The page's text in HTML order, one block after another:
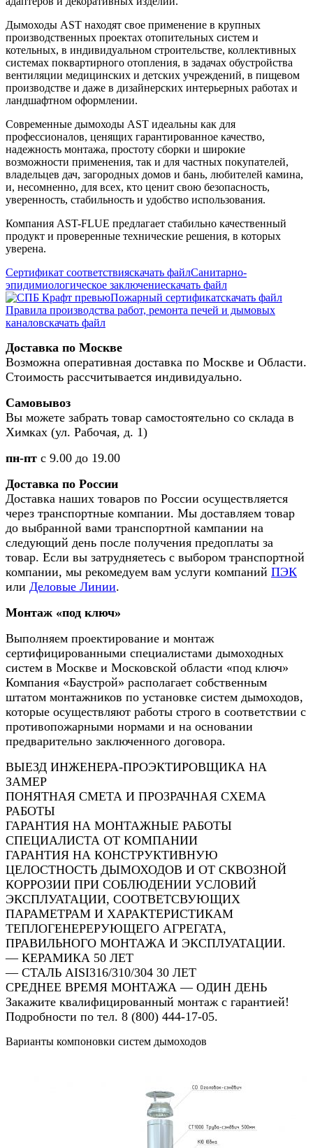
Дымоходы AST находят свое применение в крупных
производственных проектах отопительных систем и
котельных, в индивидуальном строительстве, коллективных
системах поквартирного отопления, в задачах обустройства
вентиляции медицинских и детских учреждений, в пищевом
производстве и даже в дизайнерских интерьерных работах и
ландшафтном оформлении.
Современные дымоходы AST идеальны как для
профессионалов, ценящих гарантированное качество,
надежность монтажа, простоту сборки и широкие
возможности применения, так и для частных покупателей,
владельцев дач, загородных домов и бань, любителей камина,
и, несомненно, для всех, кто ценит свою безопасность,
уверенность, стабильность и удобство использования.
Компания AST-FLUE предлагает стабильно качественный
продукт и проверенные технические решения, в которых
уверена.
Сертификат соответствияскачать файлСанитарно-
эпидимиологическое заключениескачать файл
Пожарный сертификатскачать файл
Правила производства работ, ремонта печей и дымовых
каналовскачать файл
Доставка по Москве
Возможна оперативная доставка по Москве и Области.
Стоимость рассчитывается индивидуально.
Самовывоз
Вы можете забрать товар самостоятельно со склада в
Химках (ул. Рабочая, д. 1)
пн-пт с 9.00 до 19.00
Доставка по России
Доставка наших товаров по России осуществляется
через транспортные компании. Мы доставляем товар
до выбранной вами транспортной кампании на
следующий день после получения предоплаты за
товар. Если вы затрудняетесь с выбором транспортной
компании, мы рекомедуем вам услуги компаний ПЭК
или Деловые Линии.
Монтаж «под ключ»
Выполняем проектирование и монтаж
сертифицированными специалистами дымоходных
систем в Москве и Московской области «под ключ»
Компания «Баустрой» располагает собственным
штатом монтажников по установке систем дымоходов,
которые осуществляют работы строго в соответствии с
противопожарными нормами и на основании
предварительно заключенного договора.
ВЫЕЗД ИНЖЕНЕРА-ПРОЭКТИРОВЩИКА НА
ЗАМЕР
ПОНЯТНАЯ СМЕТА И ПРОЗРАЧНАЯ СХЕМА
РАБОТЫ
ГАРАНТИЯ НА МОНТАЖНЫЕ РАБОТЫ
СПЕЦИАЛИСТА ОТ КОМПАНИИ
ГАРАНТИЯ НА КОНСТРУКТИВНУЮ
ЦЕЛОСТНОСТЬ ДЫМОХОДОВ И ОТ СКВОЗНОЙ
КОРРОЗИИ ПРИ СОБЛЮДЕНИИ УСЛОВИЙ
ЭКСПЛУАТАЦИИ, СООТВЕТСВУЮЩИХ
ПАРАМЕТРАМ И ХАРАКТЕРИСТИКАМ
ТЕПЛОГЕНЕРЕРУЮЩЕГО АГРЕГАТА,
ПРАВИЛЬНОГО МОНТАЖА И ЭКСПЛУАТАЦИИ.
— КЕРАМИКА 50 ЛЕТ
— СТАЛЬ AISI316/310/304 30 ЛЕТ
СРЕДНЕЕ ВРЕМЯ МОНТАЖА — ОДИН ДЕНЬ
Закажите квалифицированный монтаж с гарантией!
Подробности по тел. 8 (800) 444-17-05.
Варианты компоновки систем дымоходов